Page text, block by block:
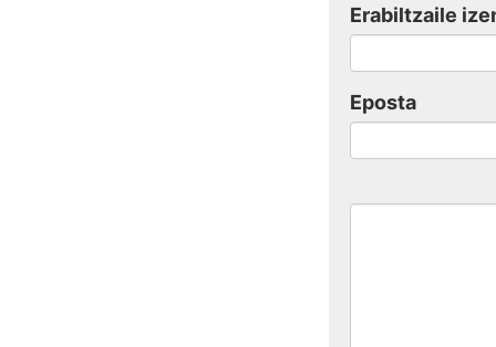
Erabiltzaile
Eposta